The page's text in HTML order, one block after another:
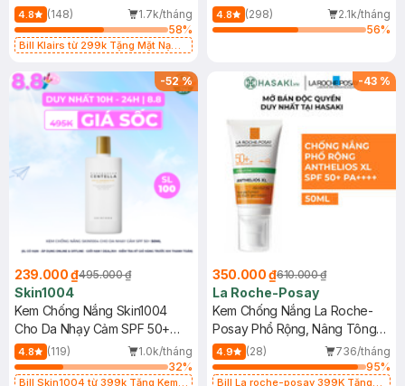
4.8 (148)
1.7k/tháng
58%
Bill Klairs từ 299k Tặng Mặt Nạ
25ml (SL Có Hạn)
400ml
4.8 (298)
2.1k/tháng
56%
-52%
239.000 ₫495.000 ₫
Skin1004
Kem Chống Nắng Skin1004
Cho Da Nhạy Cảm SPF 50+
50ml
4.8 (119)
1.0k/tháng
32%
Bill Skin1004 từ 399k Tặng Kem
-43 %
350.000 ₫610.000 ₫
La Roche-Posay
Kem Chống Nắng La Roche-
Posay Phổ Rộng, Nâng Tông
Kiềm Dầu 50ml
4.9 (28)
736/tháng
95%
Bill La roche-posay 399K Tặng